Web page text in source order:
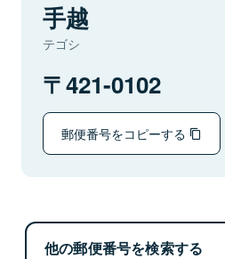
手越
テゴシ
421-0102
郵便番号をコピーする
他の郵便番号を検索する